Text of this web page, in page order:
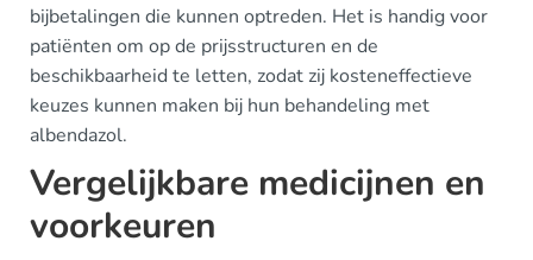
bijbetalingen die kunnen optreden. Het is handig voor
patiënten om op de prijsstructuren en de
beschikbaarheid te letten, zodat zij kosteneffectieve
keuzes kunnen maken bij hun behandeling met
albendazol.
Vergelijkbare medicijnen en
voorkeuren